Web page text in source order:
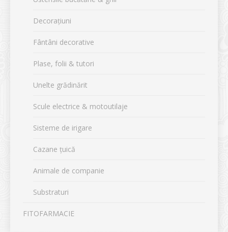
Decorațiuni
Fântâni decorative
Plase, folii & tutori
Unelte grădinărit
Scule electrice & motoutilaje
Sisteme de irigare
Cazane țuică
Animale de companie
Substraturi
FITOFARMACIE